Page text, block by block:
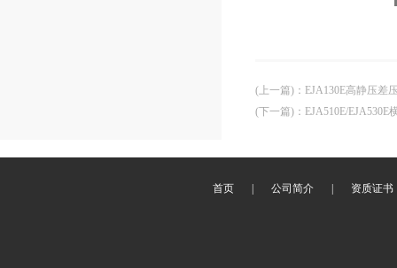
(上一篇) ： EJA130E高静压差
(下一篇) ： EJA510E/EJA530E
首页 公司简介 资质证书